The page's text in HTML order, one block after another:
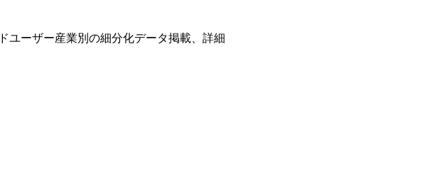
ユーザー産業別の細分化データ掲載、詳細